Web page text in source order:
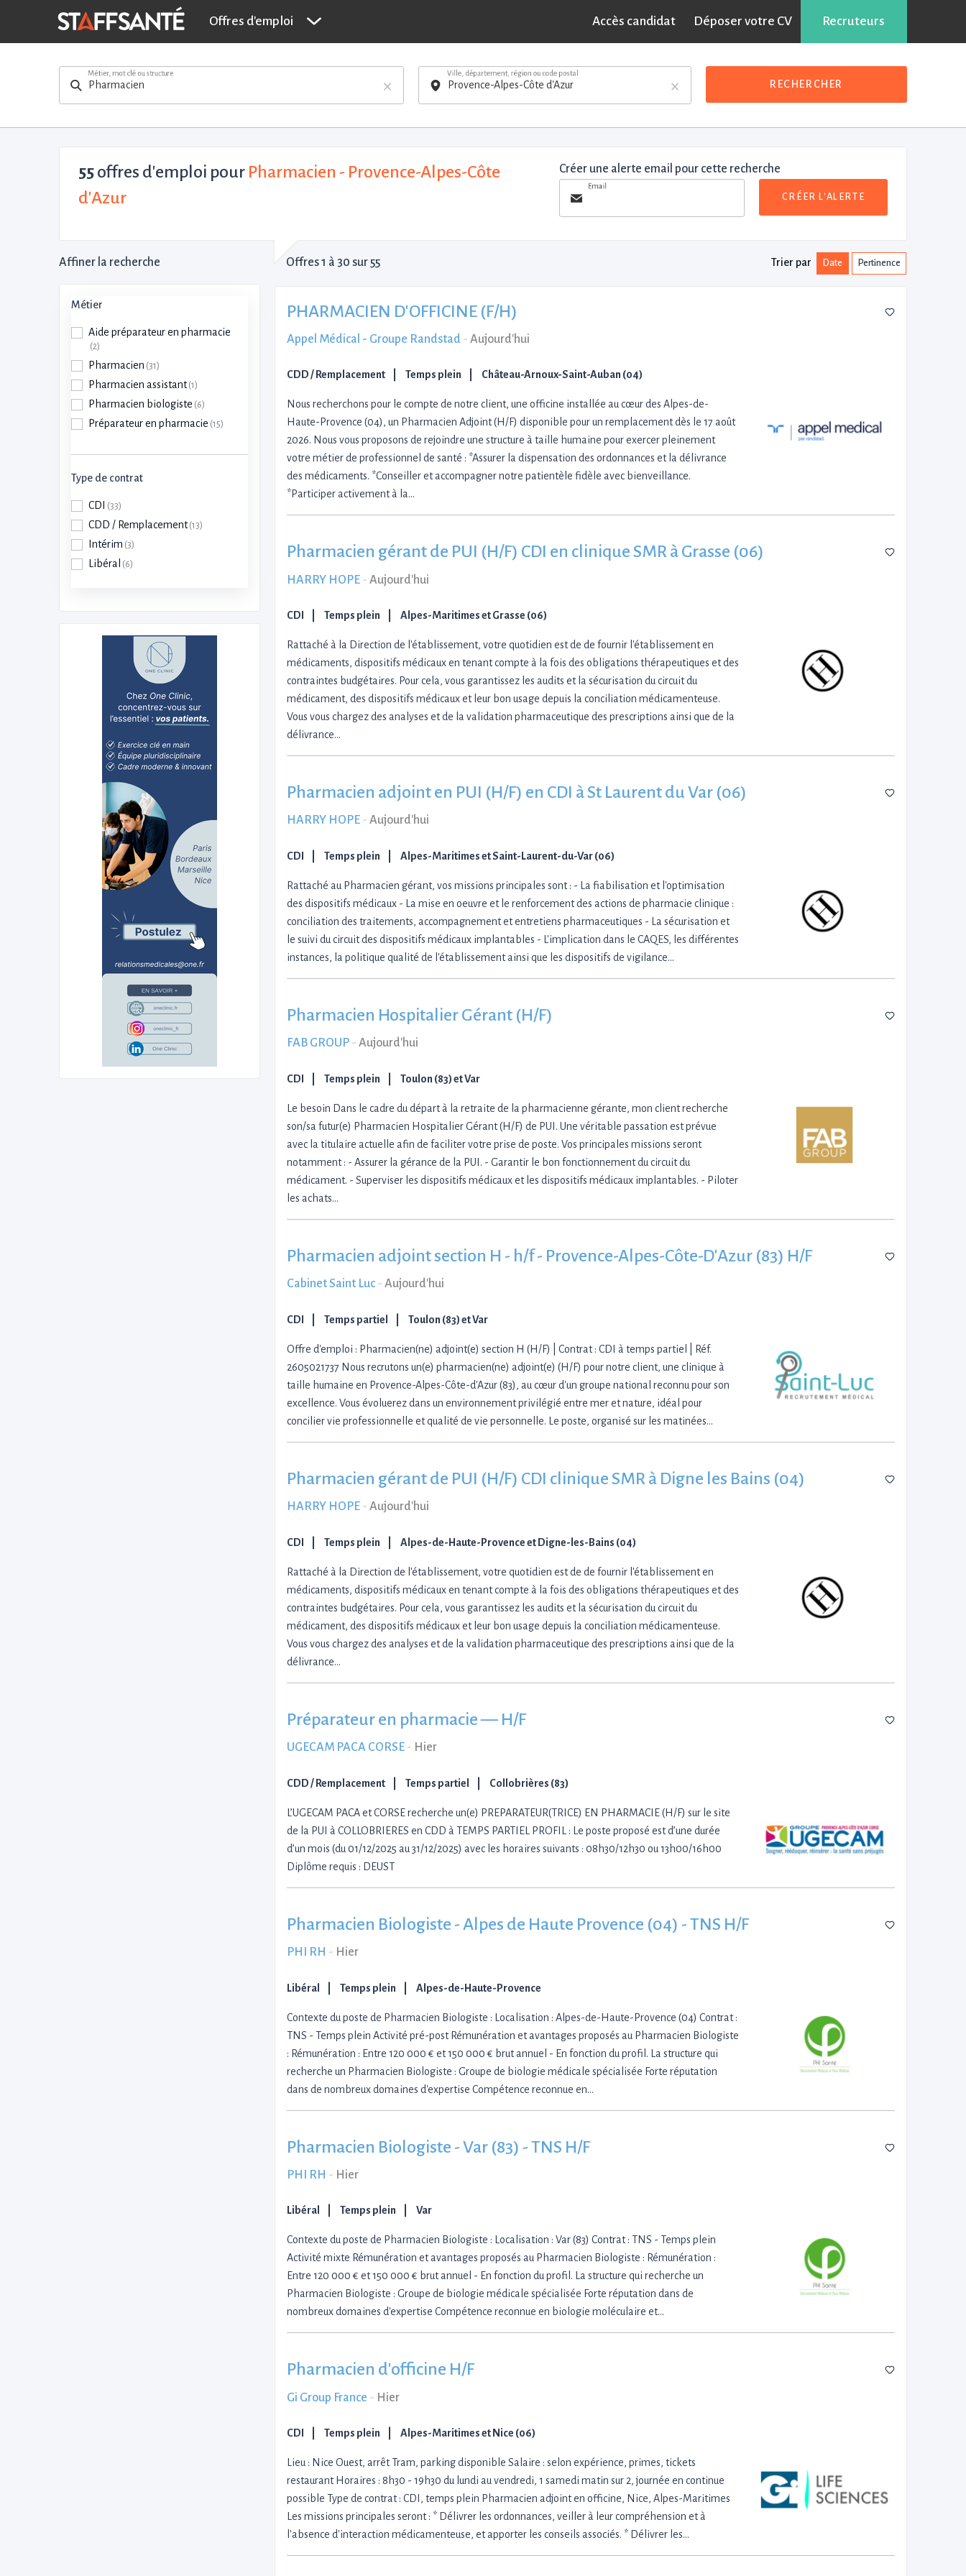
Offres d'emploi Accès candidat Déposer votre CV Recruteurs
×
Métier, mot clé ou structure
×
Ville, département, région ou code postal
RECHERCHER
55offres d'emploi pour Pharmacien - Provence-Alpes-Côte
d'Azur
Créer une alerte email pour cette recherche
Email
CRÉER L'ALERTE
Affiner la recherche
Métier
Aide préparateur en pharmacie
(2)
Pharmacien (31)
Pharmacien assistant (1)
Pharmacien biologiste (6)
Préparateur en pharmacie (15)
Type de contrat
CDI (33)
CDD / Remplacement (13)
Intérim (3)
Libéral (6)
Offres 1 à 30 sur 55 Trier par Date Pertinence
PHARMACIEN D'OFFICINE (F/H)
Appel Médical - Groupe Randstad - Aujourd'hui
CDD / Remplacement Temps plein Château-Arnoux-Saint-Auban (04)
Nous recherchons pour le compte de notre client, une officine installée au cœur des Alpes-de-
Haute-Provence (04), un Pharmacien Adjoint (H/F) disponible pour un remplacement dès le 17 août
2026. Nous vous proposons de rejoindre une structure à taille humaine pour exercer pleinement
votre métier de professionnel de santé : *Assurer la dispensation des ordonnances et la délivrance
des médicaments. *Conseiller et accompagner notre patientèle fidèle avec bienveillance.
*Participer activement à la…
Pharmacien gérant de PUI (H/F) CDI en clinique SMR à Grasse (06)
HARRY HOPE - Aujourd'hui
CDI Temps plein Alpes-Maritimes et Grasse (06)
Rattaché à la Direction de l'établissement, votre quotidien est de de fournir l'établissement en
médicaments, dispositifs médicaux en tenant compte à la fois des obligations thérapeutiques et des
contraintes budgétaires. Pour cela, vous garantissez les audits et la sécurisation du circuit du
médicament, des dispositifs médicaux et leur bon usage depuis la conciliation médicamenteuse.
Vous vous chargez des analyses et de la validation pharmaceutique des prescriptions ainsi que de la
délivrance…
Pharmacien adjoint en PUI (H/F) en CDI à St Laurent du Var (06)
HARRY HOPE - Aujourd'hui
CDI Temps plein Alpes-Maritimes et Saint-Laurent-du-Var (06)
Rattaché au Pharmacien gérant, vos missions principales sont : - La fiabilisation et l'optimisation
des dispositifs médicaux - La mise en oeuvre et le renforcement des actions de pharmacie clinique :
conciliation des traitements, accompagnement et entretiens pharmaceutiques - La sécurisation et
le suivi du circuit des dispositifs médicaux implantables - L'implication dans le CAQES, les différentes
instances, la politique qualité de l'établissement ainsi que les dispositifs de vigilance…
Pharmacien Hospitalier Gérant (H/F)
FAB GROUP - Aujourd'hui
CDI Temps plein Toulon (83) et Var
Le besoin Dans le cadre du départ à la retraite de la pharmacienne gérante, mon client recherche
son/sa futur(e) Pharmacien Hospitalier Gérant (H/F) de PUI. Une véritable passation est prévue
avec la titulaire actuelle afin de faciliter votre prise de poste. Vos principales missions seront
notamment : - Assurer la gérance de la PUI. - Garantir le bon fonctionnement du circuit du
médicament. - Superviser les dispositifs médicaux et les dispositifs médicaux implantables. - Piloter
les achats…
Pharmacien adjoint section H - h/f - Provence-Alpes-Côte-D'Azur (83) H/F
Cabinet Saint Luc - Aujourd'hui
CDI Temps partiel Toulon (83) et Var
Offre d'emploi : Pharmacien(ne) adjoint(e) section H (H/F) | Contrat : CDI à temps partiel | Réf.
2605021737 Nous recrutons un(e) pharmacien(ne) adjoint(e) (H/F) pour notre client, une clinique à
taille humaine en Provence-Alpes-Côte-d'Azur (83), au cœur d'un groupe national reconnu pour son
excellence. Vous évoluerez dans un environnement privilégié entre mer et nature, idéal pour
concilier vie professionnelle et qualité de vie personnelle. Le poste, organisé sur les matinées…
Pharmacien gérant de PUI (H/F) CDI clinique SMR à Digne les Bains (04)
HARRY HOPE - Aujourd'hui
CDI Temps plein Alpes-de-Haute-Provence et Digne-les-Bains (04)
Rattaché à la Direction de l'établissement, votre quotidien est de de fournir l'établissement en
médicaments, dispositifs médicaux en tenant compte à la fois des obligations thérapeutiques et des
contraintes budgétaires. Pour cela, vous garantissez les audits et la sécurisation du circuit du
médicament, des dispositifs médicaux et leur bon usage depuis la conciliation médicamenteuse.
Vous vous chargez des analyses et de la validation pharmaceutique des prescriptions ainsi que de la
délivrance…
Préparateur en pharmacie — H/F
UGECAM PACA CORSE - Hier
CDD / Remplacement Temps partiel Collobrières (83)
L’UGECAM PACA et CORSE recherche un(e) PREPARATEUR(TRICE) EN PHARMACIE (H/F) sur le site
de la PUI à COLLOBRIERES en CDD à TEMPS PARTIEL PROFIL : Le poste proposé est d’une durée
d’un mois (du 01/12/2025 au 31/12/2025) avec les horaires suivants : 08h30/12h30 ou 13h00/16h00
Diplôme requis : DEUST
Pharmacien Biologiste - Alpes de Haute Provence (04) - TNS H/F
PHI RH - Hier
Libéral Temps plein Alpes-de-Haute-Provence
Contexte du poste de Pharmacien Biologiste : Localisation : Alpes-de-Haute-Provence (04) Contrat :
TNS - Temps plein Activité pré-post Rémunération et avantages proposés au Pharmacien Biologiste
: Rémunération : Entre 120 000 € et 150 000 € brut annuel - En fonction du profil. La structure qui
recherche un Pharmacien Biologiste : Groupe de biologie médicale spécialisée Forte réputation
dans de nombreux domaines d'expertise Compétence reconnue en…
Pharmacien Biologiste - Var (83) - TNS H/F
PHI RH - Hier
Libéral Temps plein Var
Contexte du poste de Pharmacien Biologiste : Localisation : Var (83) Contrat : TNS - Temps plein
Activité mixte Rémunération et avantages proposés au Pharmacien Biologiste : Rémunération :
Entre 120 000 € et 150 000 € brut annuel - En fonction du profil. La structure qui recherche un
Pharmacien Biologiste : Groupe de biologie médicale spécialisée Forte réputation dans de
nombreux domaines d'expertise Compétence reconnue en biologie moléculaire et…
Pharmacien d'officine H/F
Gi Group France - Hier
CDI Temps plein Alpes-Maritimes et Nice (06)
Lieu : Nice Ouest, arrêt Tram, parking disponible Salaire : selon expérience, primes, tickets
restaurant Horaires : 8h30 - 19h30 du lundi au vendredi, 1 samedi matin sur 2, journée en continue
possible Type de contrat : CDI, temps plein Pharmacien adjoint en officine, Nice, Alpes-Maritimes
Les missions principales seront : * Délivrer les ordonnances, veiller à leur compréhension et à
l'absence d'interaction médicamenteuse, et apporter les conseils associés. * Délivrer les…